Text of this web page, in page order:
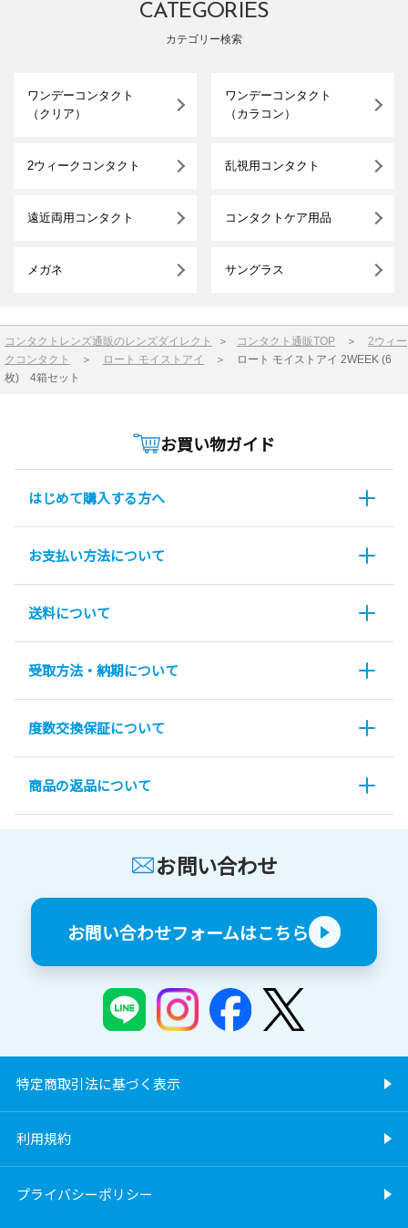
CATEGORIES
カテゴリー検索
ワンデーコンタクト
（クリア）
ワンデーコンタクト
（カラコン）
2ウィークコンタクト 乱視用コンタクト
遠近両用コンタクト コンタクトケア用品
メガネ サングラス
コンタクトレンズ通販のレンズダイレクト ＞ コンタクト通販TOP ＞ 2ウィー
クコンタクト
＞ ロート モイストアイ ＞
ロート モイストアイ 2WEEK (6
枚) 4箱セット
お買い物ガイド
はじめて購入する方へ
お支払い方法について
送料について
受取方法・納期について
度数交換保証について
商品の返品について
お問い合わせ
お問い合わせフォームはこちら
特定商取引法に基づく表示
利用規約
プライバシーポリシー